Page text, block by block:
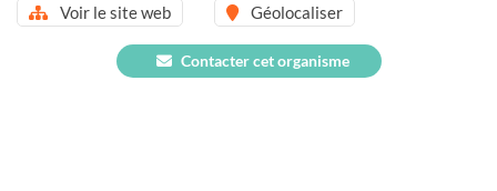
Voir le site web Géolocaliser
Contacter cet organisme